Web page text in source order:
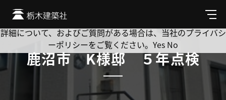
メ
ニ
ュ
鹿沼市 K様邸 ５年点検
Cookie を使用して、お客様の活動を追跡してもよろしいです
か? 当社ではお客様のプライバシーを極めて重視しています。
詳細について、およびご質問がある場合は、当社のプライバシ
ーポリシーをご覧ください。 Yes No